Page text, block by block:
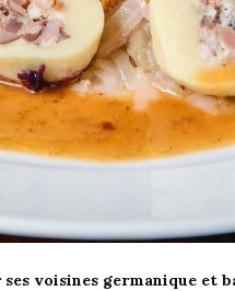
voisines germanique et